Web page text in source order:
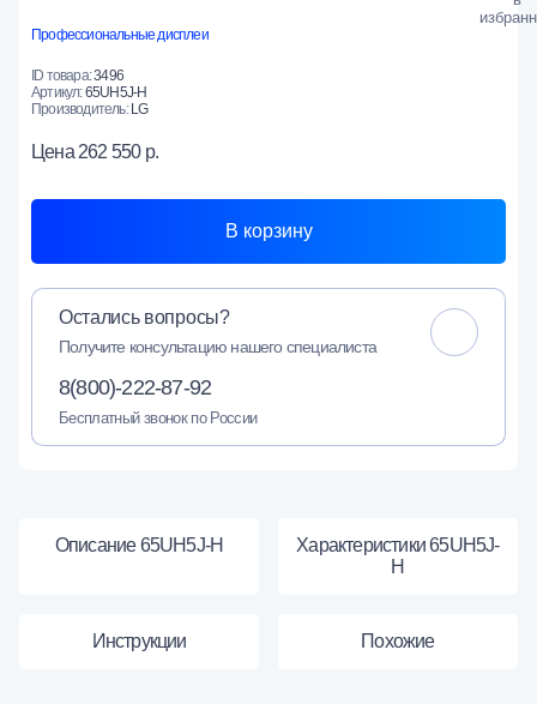
Профессиональные дисплеи
ID товара:3496
Артикул:65UH5J-H
Производитель: LG
Цена 262 550 р.
В корзину
Остались вопросы?
Получите консультацию нашего специалиста
8(800)-222-87-92
Бесплатный звонок по России
Описание 65UH5J-H
Характеристики 65UH5J-
H
Инструкции Похожие